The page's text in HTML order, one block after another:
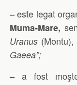
– este legat
Muma-Mare,
Uranus (Montu),
Gaeea”;
– a fost